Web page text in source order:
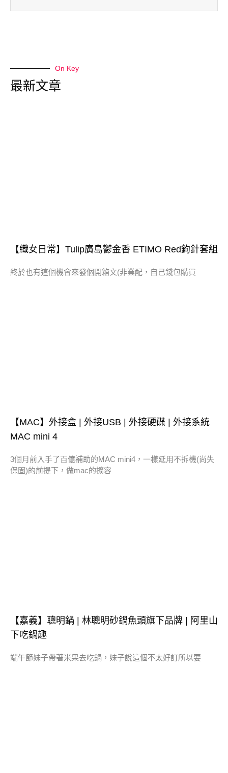
On Key
最新文章
【織女日常】Tulip廣島鬱金香 ETIMO Red鉤針套組
終於也有這個機會來發個開箱文(非業配，自己錢包購買
【MAC】外接盒 | 外接USB | 外接硬碟 | 外接系統
MAC mini 4
3個月前入手了百億補助的MAC mini4，一樣延用不拆機(尚失
保固)的前提下，做mac的擴容
【嘉義】聰明鍋 | 林聰明砂鍋魚頭旗下品牌 | 阿里山
下吃鍋趣
端午節妹子帶著米果去吃鍋，妹子說這個不太好訂所以要